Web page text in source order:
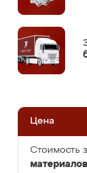
Цена
Стоимость
материалов